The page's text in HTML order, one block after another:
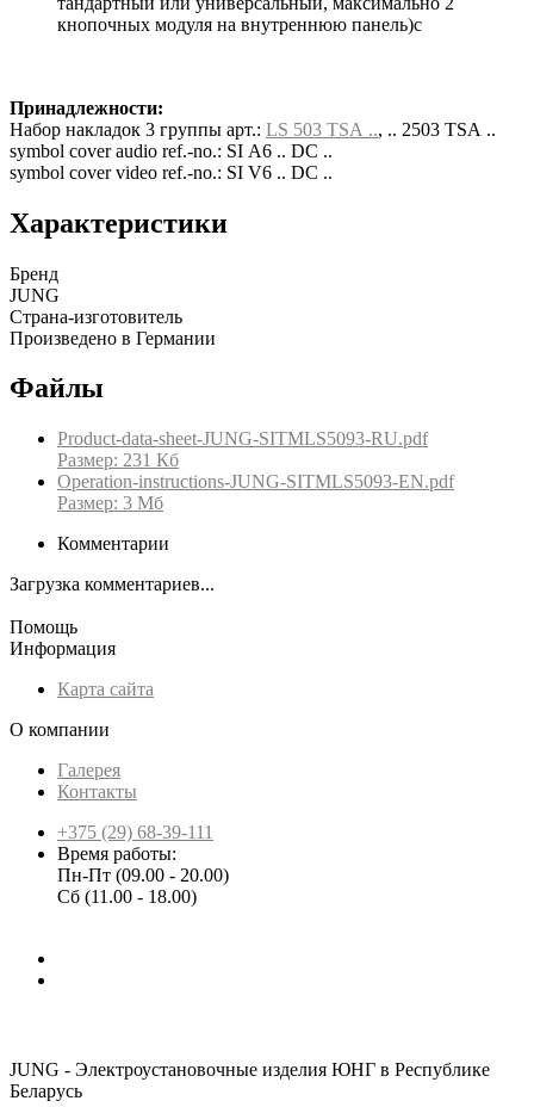
кнопочных модуля на внутреннюю панель)с
Принадлежности:
Набор накладок 3 группы арт.: LS 503 TSA .., .. 2503 TSA ..
symbol cover audio ref.-no.: SI A6 .. DC ..
symbol cover video ref.-no.: SI V6 .. DC ..
Характеристики
Бренд
JUNG
Страна-изготовитель
Произведено в Германии
Файлы
Product-data-sheet-JUNG-SITMLS5093-RU.pdf
Размер: 231 Кб
Operation-instructions-JUNG-SITMLS5093-EN.pdf
Размер: 3 Мб
Комментарии
Загрузка комментариев...
Помощь
Информация
Карта сайта
О компании
Галерея
Контакты
+375 (29) 68-39-111
Время работы:
Пн-Пт (09.00 - 20.00)
Сб (11.00 - 18.00)
JUNG - Электроустановочные изделия ЮНГ в Республике
Беларусь